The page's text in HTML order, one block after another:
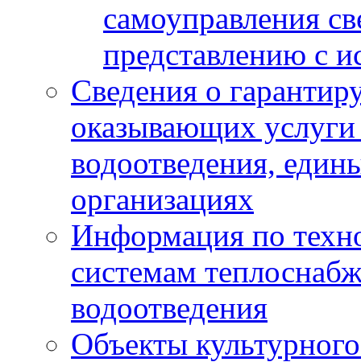
самоуправления
представлению с
Сведения о
оказывающих
водоотведения,
организациях
Информация по
системам
водоотведения
Объекты